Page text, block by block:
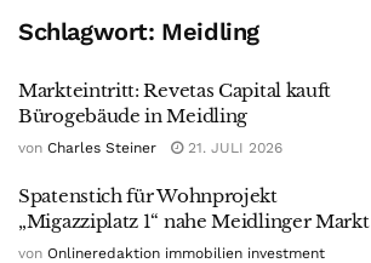
Schlagwort: Meidling
Markteintritt: Revetas Capital kauft
Bürogebäude in Meidling
von Charles Steiner 21. JULI 2026
Spatenstich für Wohnprojekt
„Migazziplatz 1“ nahe Meidlinger Markt
von Onlineredaktion immobilien investment